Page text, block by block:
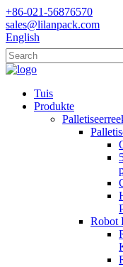
+86-021-56876570
sales@lilanpack.com
English
Tuis
Produkte
Robot